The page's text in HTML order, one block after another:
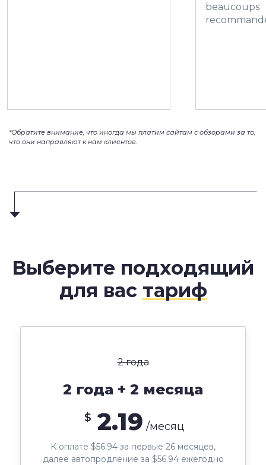
*Обратите внимание, что иногда мы платим сайтам с обзорами за то,
что они направляют к нам клиентов.
Выберите подходящий
для вас тариф
2 года
2 года + 2 месяца
$ 2.19 /месяц
К оплате $56.94 за первые 26 месяцев,
далее автопродление за $56.94 ежегодно